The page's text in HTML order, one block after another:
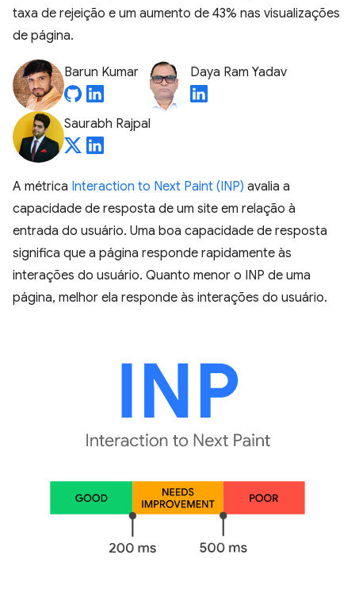
taxa de rejeição e um aumento de 43% nas visualizações
de página.
Barun Kumar Daya Ram Yadav
Saurabh Rajpal
A métrica Interaction to Next Paint (INP) avalia a
capacidade de resposta de um site em relação à
entrada do usuário. Uma boa capacidade de resposta
significa que a página responde rapidamente às
interações do usuário. Quanto menor o INP de uma
página, melhor ela responde às interações do usuário.